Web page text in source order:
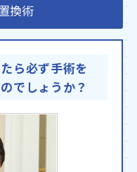
換術
ら必ず手術を
でしょうか？